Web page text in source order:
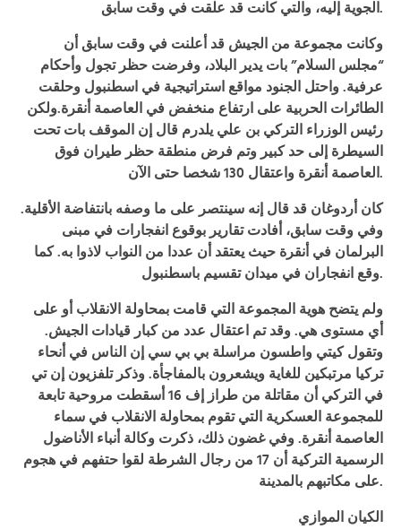
الجوية إليه، والتي كانت قد علقت في وقت سابق .
وكانت مجموعة من الجيش قد أعلنت في وقت سابق أن
“مجلس السلام” بات يدير البلاد، وفرضت حظر تجول وأحكام
عرفية. واحتل الجنود مواقع استراتيجية في اسطنبول وحلقت
الطائرات الحربية على ارتفاع منخفض في العاصمة أنقرة.ولكن
رئيس الوزراء التركي بن علي يلدرم قال إن الموقف بات تحت
السيطرة إلى حد كبير وتم فرض منطقة حظر طيران فوق
العاصمة أنقرة واعتقال 130 شخصا حتى الآن .
كان أردوغان قد قال إنه سينتصر على ما وصفه بانتفاضة الأقلية.
وفي وقت سابق، أفادت تقارير بوقوع انفجارات في مبنى
البرلمان في أنقرة حيث يعتقد أن عددا من النواب لاذوا به. كما
وقع انفجاران في ميدان تقسيم باسطنبول.
ولم يتضح هوية المجموعة التي قامت بمحاولة الانقلاب أو على
أي مستوى هي. وقد تم اعتقال عدد من كبار قيادات الجيش.
وتقول كيتي واطسون مراسلة بي بي سي إن الناس في أنحاء
تركيا مرتبكين للغاية ويشعرون بالمفاجأة. وذكر تلفزيون إن تي
في التركي أن مقاتلة من طراز إف 16 أسقطت مروحية تابعة
للمجموعة العسكرية التي تقوم بمحاولة الانقلاب في سماء
العاصمة أنقرة. وفي غضون ذلك، ذكرت وكالة أنباء الأناضول
الرسمية التركية أن 17 من رجال الشرطة لقوا حتفهم في هجوم
على مكاتبهم بالمدينة.
الكيان الموازي